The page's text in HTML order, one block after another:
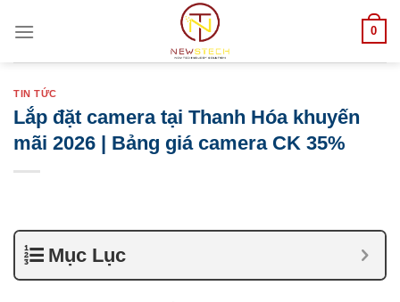
0
TIN TỨC
Lắp đặt camera tại Thanh Hóa khuyến
mãi 2026 | Bảng giá camera CK 35%
Mục Lục